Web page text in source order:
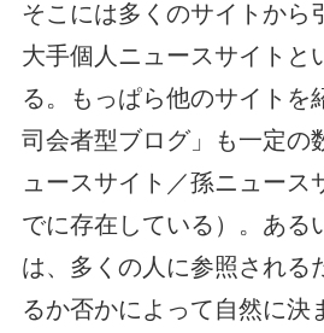
そこには多くのサイトから
大手個人ニュースサイトと
る。もっぱら他のサイト
司会者型ブログ」も一定の
ュースサイト／孫ニュー
でに存在している）。ある
は、多くの人に参照される
るか否かによって自然に決